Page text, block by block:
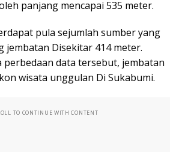
panjang mencapai 535 meter.
pula sejumlah sumber yang
jembatan Disekitar 414 meter.
perbedaan data tersebut, jembatan
wisata unggulan Di Sukabumi.
TO CONTINUE WITH CONTENT